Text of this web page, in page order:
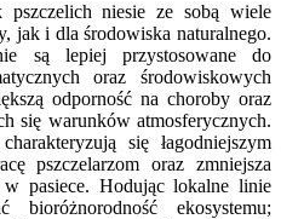
niesie ze sobą wiele
jak i dla środowiska naturalnego.
są lepiej przystosowane do
oraz środowiskowych
odporność na choroby oraz
się warunków atmosferycznych.
się łagodniejszym
pszczelarzom oraz zmniejsza
pasiece. Hodując lokalne linie
ekosystemu;